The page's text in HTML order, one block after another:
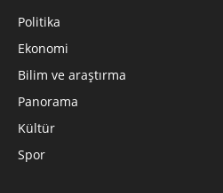
Politika
Ekonomi
Bilim ve araştırma
Panorama
Kültür
Spor